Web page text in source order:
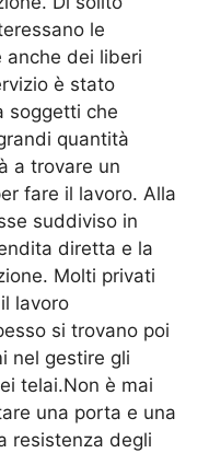
le
anche dei liberi
è stato
soggetti che
quantità
a trovare un
fare il lavoro. Alla
suddiviso in
diretta e la
Molti privati
lavoro
si trovano poi
nel gestire gli
telai.Non è mai
una porta e una
resistenza degli